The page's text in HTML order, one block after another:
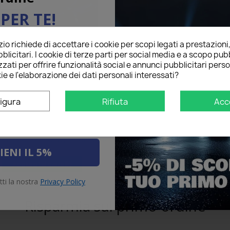
Spring con tecnologia
prodotto è stato acquistato: 5 volte
DACIA Spring con
Questo prodotto è stato
Aggiungi al carrello
Risparmia sul primo ordine
richiede di accettare i cookie per scopi legati a
I cookie di terze parti per social media e a scopo
per offrire funzionalità social e annunci pubblicitari
e l'elaborazione dei dati personali interessati?
Rifiuta
TE!
qui sotto per ricevere il
sul tuo primo ordine!
IL 5%
la nostra Privacy Policy